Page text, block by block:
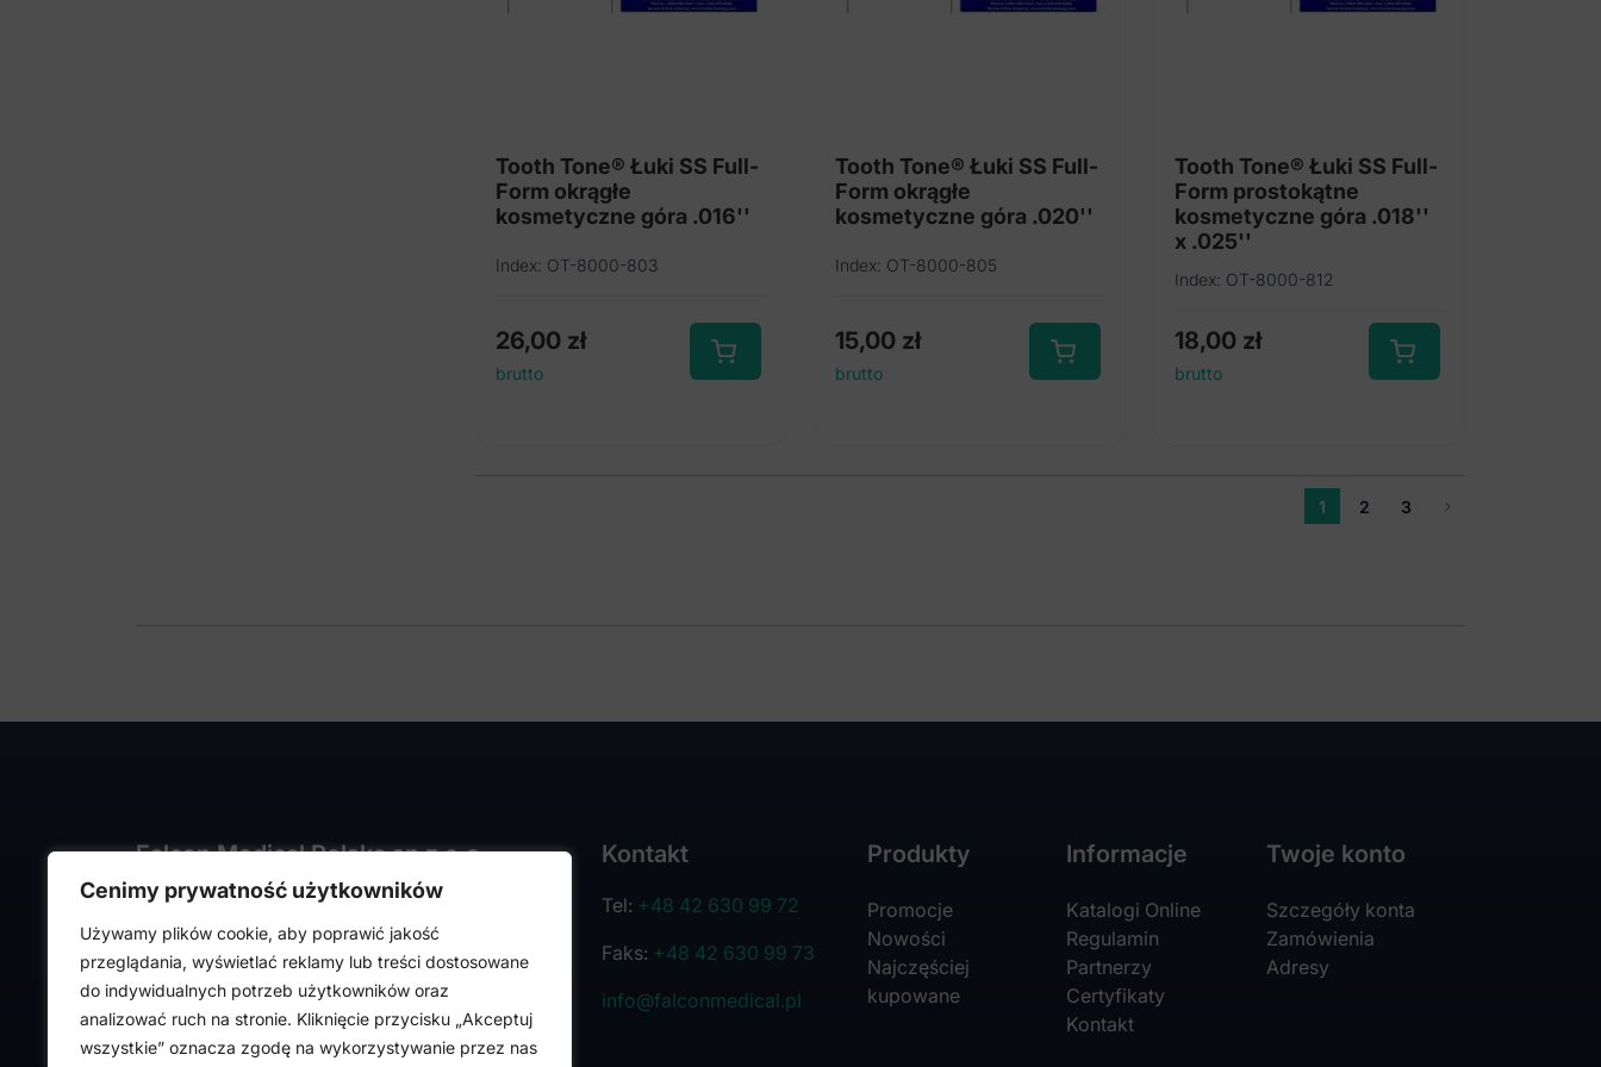
Cenimy prywatność użytkowników
Używamy plików cookie, aby poprawić jakość
przeglądania, wyświetlać reklamy lub treści dostosowane
do indywidualnych potrzeb użytkowników oraz
analizować ruch na stronie. Kliknięcie przycisku „Akceptuj
wszystkie” oznacza zgodę na wykorzystywanie przez nas
Tooth Tone® Łuki SS Full-
Form okrągłe
kosmetyczne góra .016''
Index: OT-8000-803
26,00 zł
brutto
Tooth Tone® Łuki SS Full-
Form okrągłe
kosmetyczne góra .020''
Index: OT-8000-805
15,00 zł
brutto
Tooth Tone® Łuki SS Full-
Form prostokątne
kosmetyczne góra .018''
x .025''
Index: OT-8000-812
18,00 zł
brutto
1 2 3
Falcon Medical Polska sp z o.o.
ul. Rajmunda Rembielińskiego 1/7
93-575 Łódź
NIP: PL7282324443
REGON: 472316619,
Nr KRS: 0000036918
Kontakt
Tel: +48 42 630 99 72
Faks: +48 42 630 99 73
info@falconmedical.pl
Produkty
Promocje
Nowości
Najczęściej
kupowane
Informacje
Katalogi Online
Regulamin
Partnerzy
Certyfikaty
Kontakt
Twoje konto
Szczegóły konta
Zamówienia
Adresy